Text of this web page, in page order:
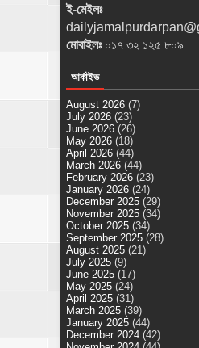
ই-মেইলঃ
মোবাইলঃ ০১৭ ৩২ ১২৫ ৮০৯
আর্কাইভ
August 2026 (7)
July 2026 (23)
June 2026 (26)
May 2026 (18)
April 2026 (44)
March 2026 (44)
February 2026 (23)
January 2026 (24)
December 2025 (29)
November 2025 (34)
October 2025 (34)
September 2025 (28)
August 2025 (21)
July 2025 (9)
June 2025 (17)
May 2025 (24)
April 2025 (31)
March 2025 (39)
January 2025 (44)
December 2024 (42)